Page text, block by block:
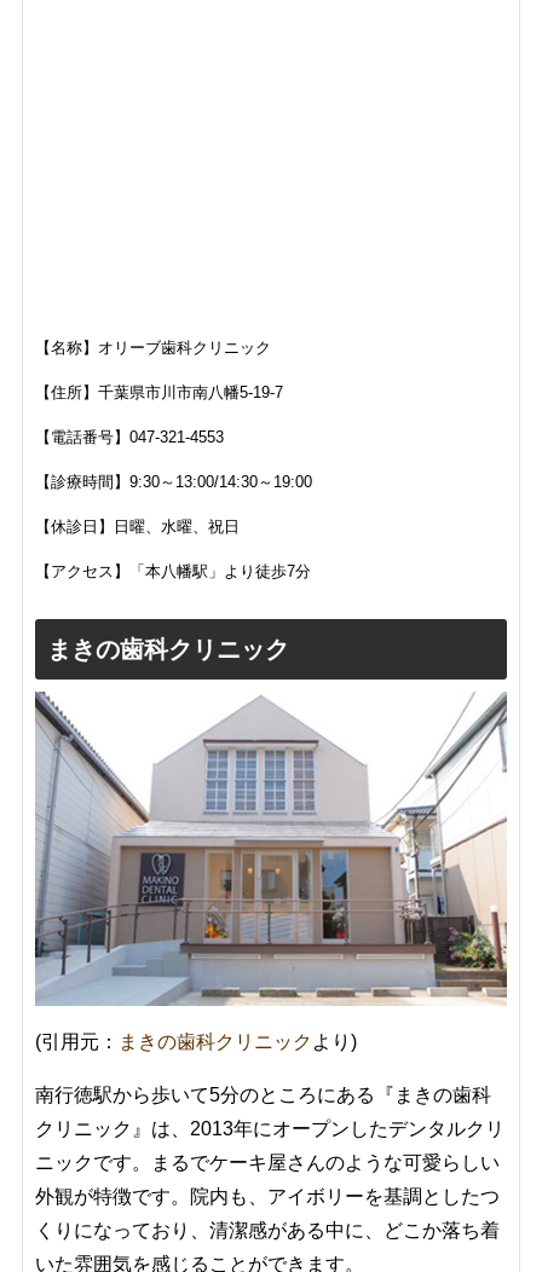
【名称】オリーブ歯科クリニック
【住所】 千葉県市川市南八幡5-19-7
【電話番号】 047-321-4553
【診療時間】 9:30～13:00/14:30～19:00
【休診日】 日曜、水曜、祝日
【アクセス】「本八幡駅」より徒歩7分
まきの歯科クリニック
(引用元： まきの歯科クリニック より)
南行徳駅から歩いて5分のところにある『まきの歯科
クリニック』は、2013年にオープンしたデンタルクリ
ニックです。まるでケーキ屋さんのような可愛らしい
外観が特徴です。院内も、アイボリーを基調としたつ
くりになっており、清潔感がある中に、どこか落ち着
いた雰囲気を感じることができます。